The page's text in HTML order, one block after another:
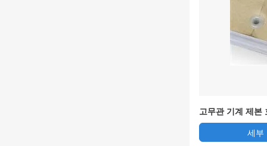
고무관 기계 제본
세부